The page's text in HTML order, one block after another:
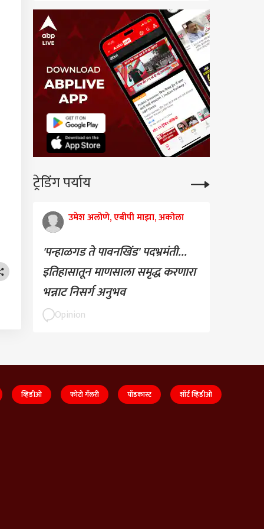
ट्रेडिंग पर्याय
उमेश अलोणे, एबीपी माझा, अकोला
'पन्हाळगड ते पावनखिंड' पदभ्रमंती...
इतिहासातून माणसाला समृद्ध करणारा
भन्नाट निसर्ग अनुभव
Opinion
व्हिडीओ फोटो गॅलरी पॉडकास्ट शॉर्ट व्हिडीओ